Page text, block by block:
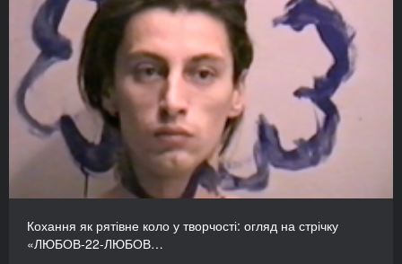
Кохання як рятівне коло у творчості: огляд на стрічку
«ЛЮБОВ-22-ЛЮБОВ…